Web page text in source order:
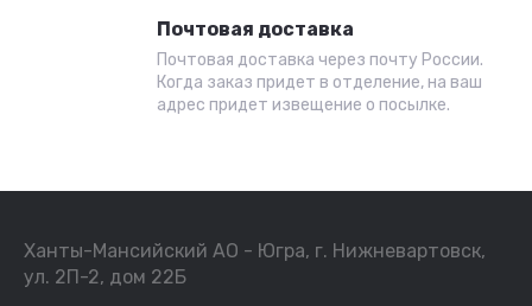
Почтовая доставка
Почтовая доставка через почту России.
Когда заказ придет в отделение, на ваш
адрес придет извещение о посылке.
Ханты-Мансийский АО - Югра, г. Нижневартовск,
ул. 2П-2, дом 22Б